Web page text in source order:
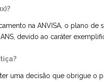
na ANVISA, o plano
devido ao caráter
uma decisão que obrigue o